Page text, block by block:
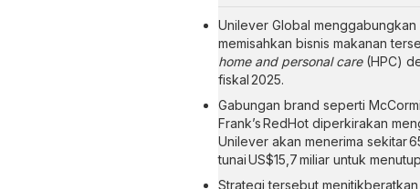
Unilever Global
memisahkan bisnis makanan
home and personal care(HPC)
fiskal 2025.
Gabungan brand seperti
Frank’s RedHot diperkirakan
Unilever akan menerima sekitar
tunai US$15,7 miliar untuk
Strategi tersebut